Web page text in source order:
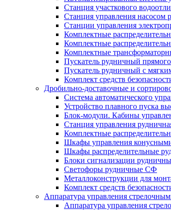
Станция участкового
Станция управления
Станции управления
Комплектные
Комплектные
Комплектные
Пускатель рудничный
Пускатель рудничный с
Комплект средств
Дробильно-доставочные и
Система автоматического
Устройство плавного пуска
Блок-модули. Кабины
Станция управления
Комплектные
Шкафы управления
Шкафы распределительные
Блоки сигнализации
Светофоры рудничные СФ
Металлоконструкции для
Комплект средств
Аппаратура управления
Аппаратура управления